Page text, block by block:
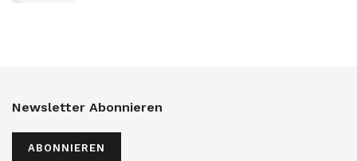
Newsletter Abonnieren
ABONNIEREN